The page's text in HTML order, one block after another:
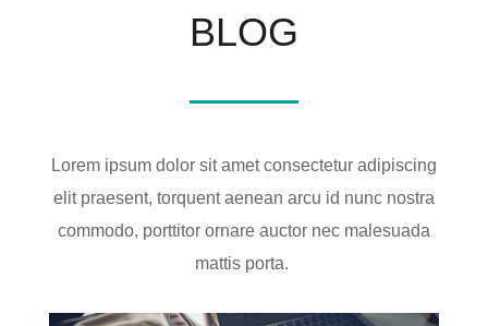
BLOG
Lorem ipsum dolor sit amet consectetur adipiscing
elit praesent, torquent aenean arcu id nunc nostra
commodo, porttitor ornare auctor nec malesuada
mattis porta.